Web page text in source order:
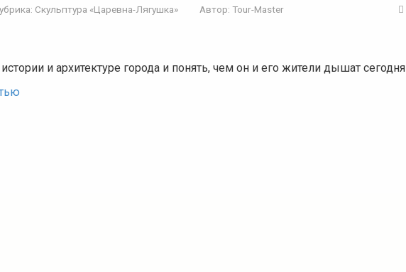
Скульптура «Царевна-Лягушка» Автор: Tour-Master
и архитектуре города и понять, чем он и его жители дышат сегодня